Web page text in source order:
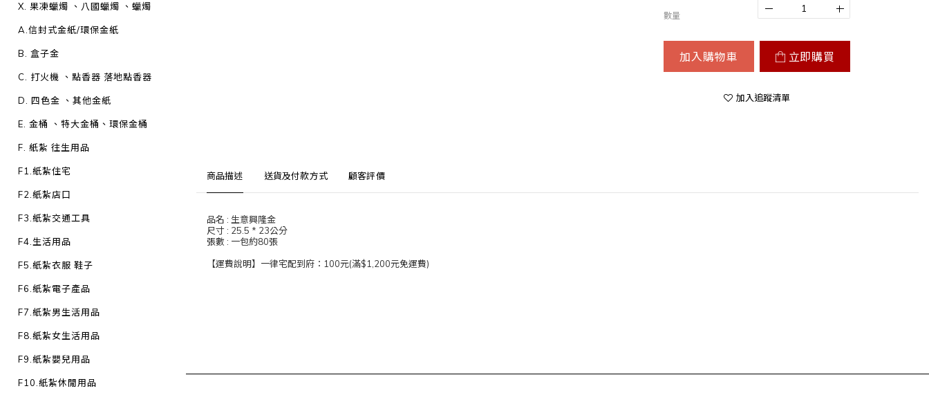
X. 果凍蠟燭 、八國蠟燭 、蠟燭
A.信封式金紙/環保金紙
B. 盒子金
C. 打火機 、點香器 落地點香器
D. 四色金 、其他金紙
E. 金桶 、特大金桶、環保金桶
F. 紙紮 往生用品
F1.紙紮住宅
F2.紙紮店口
F3.紙紮交通工具
F4.生活用品
F5.紙紮衣服 鞋子
F6.紙紮電子產品
F7.紙紮男生活用品
F8.紙紮女生活用品
F9.紙紮嬰兒用品
F10.紙紮休閒用品
數量
加入購物車 立即購買
加入追蹤清單
商品描述 送貨及付款方式 顧客評價
品名 : 生意興隆金
尺寸 : 25.5 * 23公分
張數 : 一包約80張
【運費說明】一律宅配到府：100元(滿$1,200元免運費)